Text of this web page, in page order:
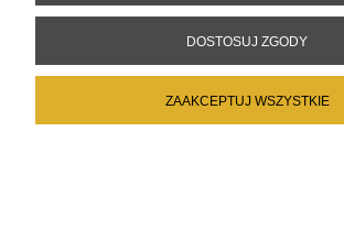
DOSTOSUJ ZGODY
ZAAKCEPTUJ WSZYSTKIE